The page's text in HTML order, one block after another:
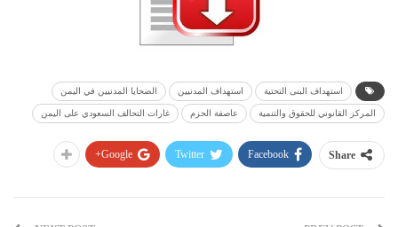
استهداف البنى التحتية استهداف المدنيين الضحايا المدنيين في اليمن
المركز القانوني للحقوق والتنمية عاصفة الحزم غارات التحالف السعودي على اليمن
Share
Facebook
Twitter
Google+